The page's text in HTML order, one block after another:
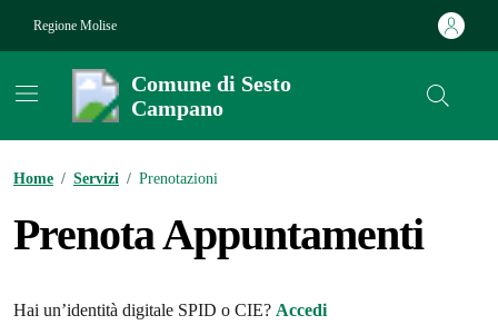
Regione Molise
Comune di Sesto
Campano
Home / Servizi / Prenotazioni
Prenota Appuntamenti
Hai un’identità digitale SPID o CIE? Accedi